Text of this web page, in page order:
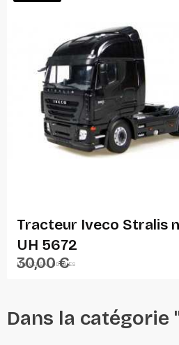
Tracteur Iveco Stralis
UH 5672
UNIVERSAL HOBBIES
30,00 €
Dans la catégorie